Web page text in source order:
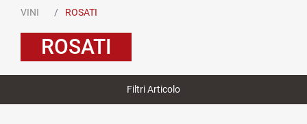
VINI ROSATI
ROSATI
Filtri Articolo